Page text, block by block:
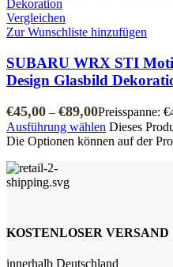
Vergleichen
Zur Wunschliste hinzufügen
SUBARU WRX STI
Design Glasbild
€45,00 – €89,00Preisspanne:
Ausführung wählen Dieses
Die Optionen können auf der
KOSTENLOSER VERSAND
innerhalb Deutschland